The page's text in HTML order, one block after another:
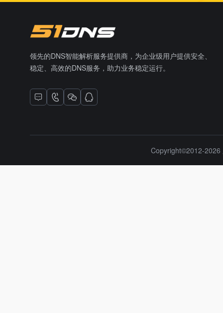
领先的DNS智能解析服务提供商，为企业级用户提供安全、
稳定、高效的DNS服务，助力业务稳定运行。
Copyright©2012-2026